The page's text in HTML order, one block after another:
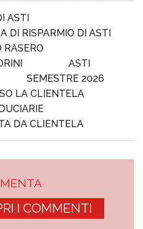
ASTI
DI RISPARMIO DI ASTI
RASERO
ASTI
SEMESTRE 2026
LA CLIENTELA
DA CLIENTELA
I COMMENTI